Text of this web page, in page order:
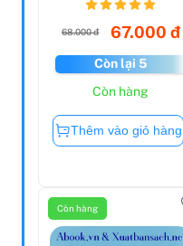
Thú - Bệnh Tật Vi
Khuẩn (Tái Bản...
68.000 đ 67.000 đ
Còn lại 5
Còn hàng